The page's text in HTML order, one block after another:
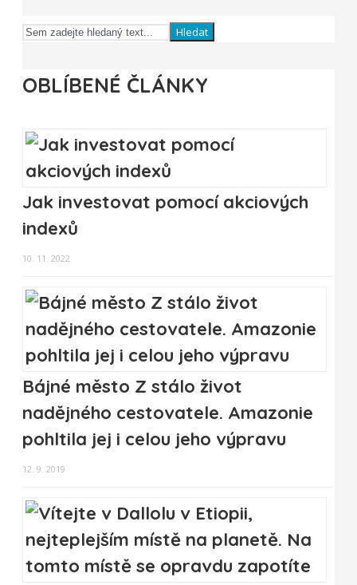
Hledat
OBLÍBENÉ ČLÁNKY
Jak investovat pomocí akciových
indexů
10. 11. 2022
Bájné město Z stálo život
nadějného cestovatele. Amazonie
pohltila jej i celou jeho výpravu
12. 9. 2019